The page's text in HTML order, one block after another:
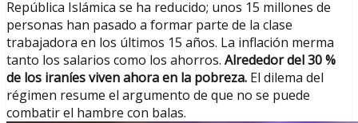
República Islámica se ha reducido; unos 15 millones de
personas han pasado a formar parte de la clase
trabajadora en los últimos 15 años. La inflación merma
tanto los salarios como los ahorros. Alrededor del 30 %
de los iraníes viven ahora en la pobreza. El dilema del
régimen resume el argumento de que no se puede
combatir el hambre con balas.